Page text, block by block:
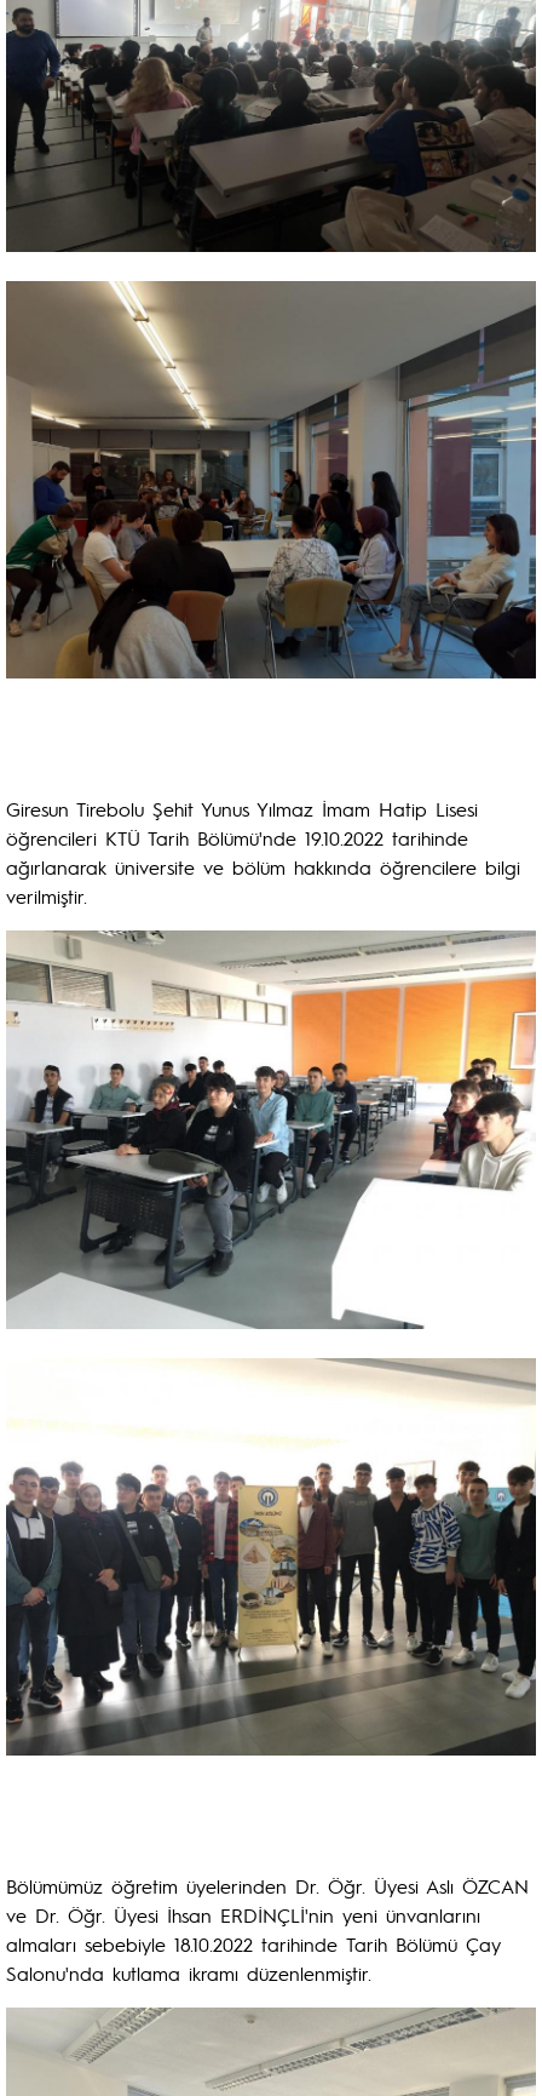
Giresun Tirebolu Şehit Yunus Yılmaz İmam Hatip Lisesi
öğrencileri KTÜ Tarih Bölümü'nde 19.10.2022 tarihinde
ağırlanarak üniversite ve bölüm hakkında öğrencilere bilgi
verilmiştir.
Bölümümüz öğretim üyelerinden Dr. Öğr. Üyesi Aslı ÖZCAN
ve Dr. Öğr. Üyesi İhsan ERDİNÇLİ'nin yeni ünvanlarını
almaları sebebiyle 18.10.2022 tarihinde Tarih Bölümü Çay
Salonu'nda kutlama ikramı düzenlenmiştir.